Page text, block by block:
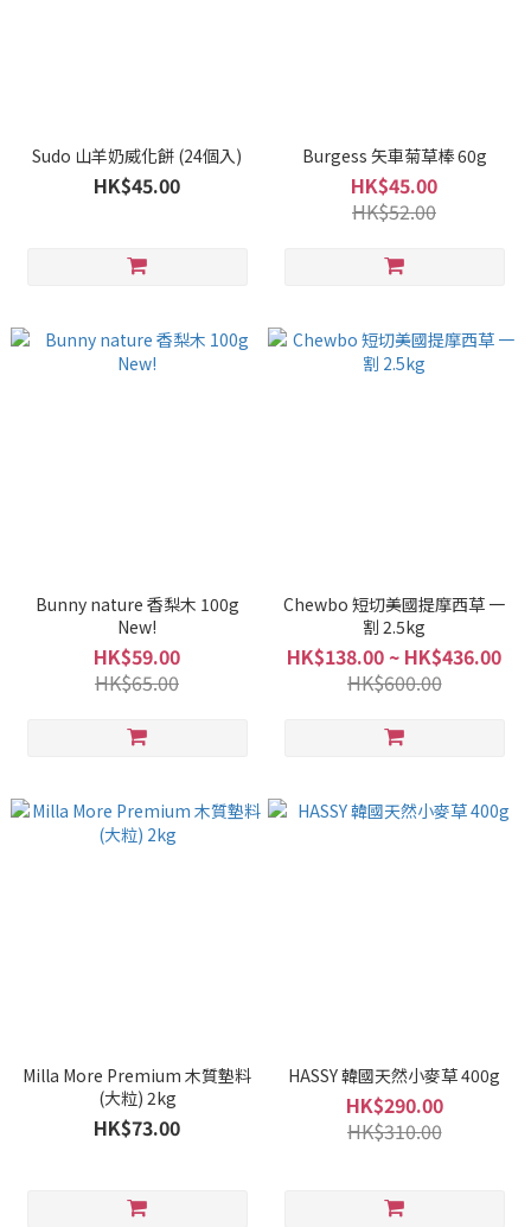
Sudo 山羊奶威化餅 (24個入)
HK$45.00
Burgess 矢車菊草棒 60g
HK$45.00
HK$52.00
Bunny nature 香梨木 100g
New!
HK$59.00
HK$65.00
Chewbo 短切美國提摩西草 一
割 2.5kg
HK$138.00 ~ HK$436.00
HK$600.00
Milla More Premium 木質墊料
(大粒) 2kg
HK$73.00
HASSY 韓國天然小麥草 400g
HK$290.00
HK$310.00